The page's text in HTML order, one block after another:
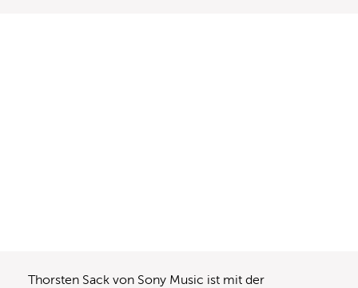
Thorsten Sack von Sony Music ist mit der